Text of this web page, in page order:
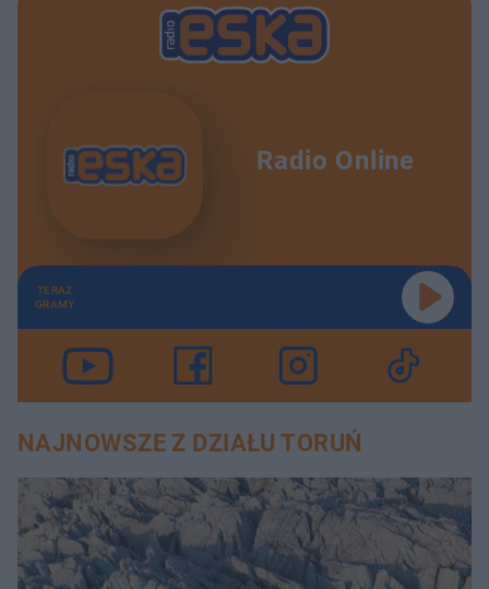
Radio Online
TERAZ
GRAMY
NAJNOWSZE Z DZIAŁU TORUŃ